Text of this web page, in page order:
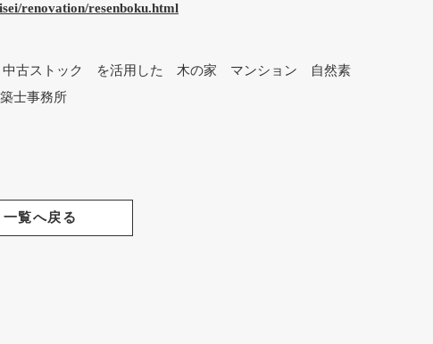
renovation/resenboku.html
ストック を活用した 木の家 マンション 自然素
士事務所
一覧へ戻る